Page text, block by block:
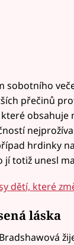
sobotního
přečinů
obsahuje
hrdinky
jí totiž unesl
dětí, které
láska